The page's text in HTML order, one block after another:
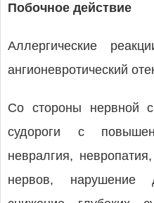
Побочное действие
Аллергические
ангионевротический
Со стороны нервной
судороги с
невралгия,
нервов, нарушение